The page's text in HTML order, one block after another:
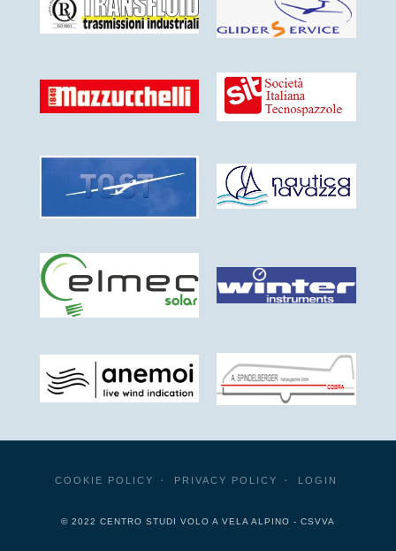
COOKIE POLICY PRIVACY POLICY LOGIN
© 2022 CENTRO STUDI VOLO A VELA ALPINO - CSVVA